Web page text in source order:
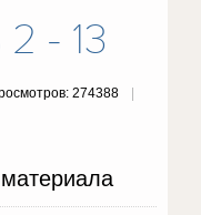
- 13
274388